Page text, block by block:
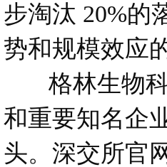
步淘汰 20%的
势和规模效应
格林生物科
和重要知名企
头。深交所官